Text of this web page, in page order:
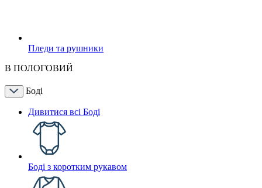
Пледи та рушники
В ПОЛОГОВИЙ
Боді
Дивитися всі Боді
Боді з коротким рукавом